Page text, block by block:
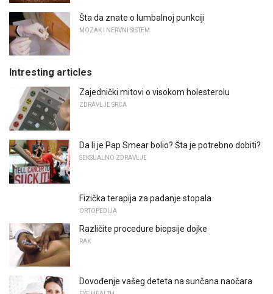
Šta da znate o lumbalnoj punkciji
MOZAK I NERVNI SISTEM
Intresting articles
Zajednički mitovi o visokom holesterolu
ZDRAVLJE SRCA
Da li je Pap Smear bolio? Šta je potrebno dobiti?
SEKSUALNO ZDRAVLJE
Fizička terapija za padanje stopala
ORTOPEDIJA
Različite procedure biopsije dojke
RAK
Dovođenje vašeg deteta na sunčana naočara